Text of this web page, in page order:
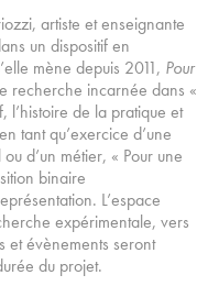
artiste et enseignante
un dispositif en
mène depuis 2011, Pour
recherche incarnée dans «
l’histoire de la pratique et
tant qu’exercice d’une
d’un métier, « Pour une
binaire
L’espace
expérimentale, vers
et évènements seront
du projet.